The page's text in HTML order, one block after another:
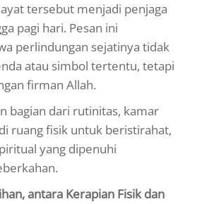
tersebut menjadi penjaga
pagi hari. Pesan ini
perlindungan sejatinya tidak
atau simbol tertentu, tetapi
firman Allah.
bagian dari rutinitas, kamar
ruang fisik untuk beristirahat,
yang dipenuhi
antara Kerapian Fisik dan